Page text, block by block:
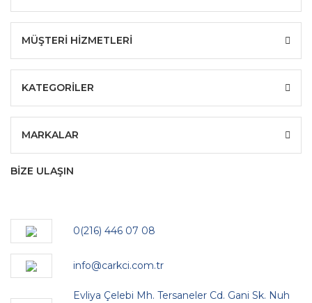
MÜŞTERİ HİZMETLERİ
KATEGORİLER
MARKALAR
BİZE ULAŞIN
0(216) 446 07 08
info@carkci.com.tr
Evliya Çelebi Mh. Tersaneler Cd. Gani Sk. Nuh